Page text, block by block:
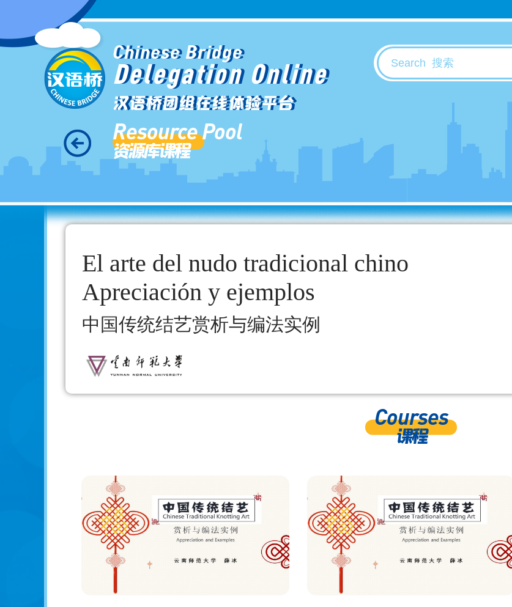
Chinese Bridge
Delegation Online
汉语桥团组在线体验平台
Resource Pool
资源库课程
El arte del nudo tradicional chino
Apreciación y ejemplos
中国传统结艺赏析与编法实例
Courses
课程